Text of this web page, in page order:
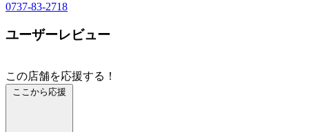
0737-83-2718
ユーザーレビュー
この店舗を応援する！
ここから応援